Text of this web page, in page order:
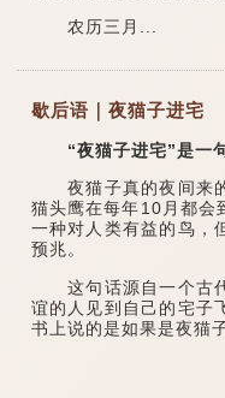
农历三月...
歇后语｜夜猫子进宅
“夜猫子进宅”是一句
夜猫子真的夜间来的
猫头鹰在每年10月都会
一种对人类有益的鸟，
预兆。
这句话源自一个古代
谊的人见到自己的宅子
书上说的是如果是夜猫